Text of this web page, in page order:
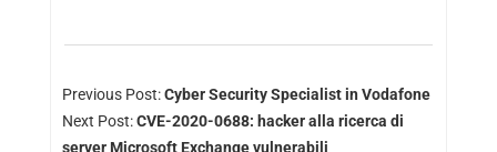
Previous Post:Cyber Security Specialist in Vodafone
Next Post:CVE-2020-0688: hacker alla ricerca di
server Microsoft Exchange vulnerabili